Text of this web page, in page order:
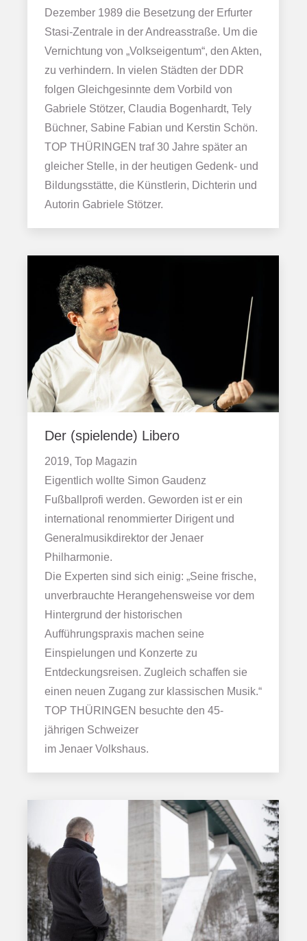
Dezember 1989 die Besetzung der Erfurter
Stasi-Zentrale in der Andreasstraße. Um die
Vernichtung von „Volkseigentum“, den Akten,
zu verhindern. In vielen Städten der DDR
folgen Gleichgesinnte dem Vorbild von
Gabriele Stötzer, Claudia Bogenhardt, Tely
Büchner, Sabine Fabian und Kerstin Schön.
TOP THÜRINGEN traf 30 Jahre später an
gleicher Stelle, in der heutigen Gedenk- und
Bildungsstätte, die Künstlerin, Dichterin und
Autorin Gabriele Stötzer.
Der (spielende) Libero
2019, Top Magazin
Eigentlich wollte Simon Gaudenz
Fußballprofi werden. Geworden ist er ein
international renommierter Dirigent und
Generalmusikdirektor der Jenaer
Philharmonie.
Die Experten sind sich einig: „Seine frische,
unverbrauchte Herangehensweise vor dem
Hintergrund der historischen
Aufführungspraxis machen seine
Einspielungen und Konzerte zu
Entdeckungsreisen. Zugleich schaffen sie
einen neuen Zugang zur klassischen Musik.“
TOP THÜRINGEN besuchte den 45-
jährigen Schweizer
im Jenaer Volkshaus.